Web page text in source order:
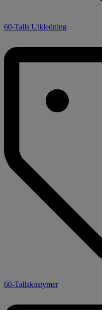
60-Talls Utkledning
60-Tallskostymer